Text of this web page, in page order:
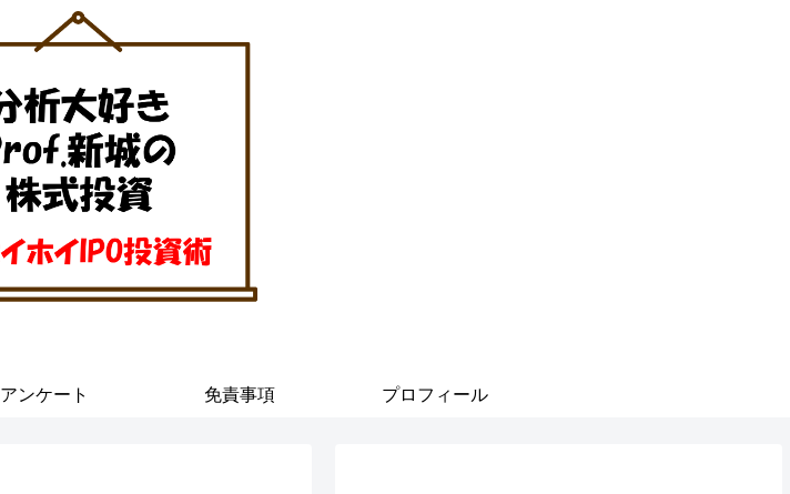
アンケート 免責事項 プロフィール